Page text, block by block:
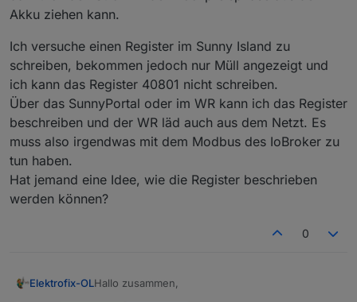
Akku ziehen kann.
Ich versuche einen Register im Sunny Island zu
schreiben, bekommen jedoch nur Müll angezeigt und
ich kann das Register 40801 nicht schreiben.
Über das SunnyPortal oder im WR kann ich das Register
beschreiben und der WR läd auch aus dem Netzt. Es
muss also irgendwas mit dem Modbus des IoBroker zu
tun haben.
Hat jemand eine Idee, wie die Register beschrieben
werden können?
0
Elektrofix-OLHallo zusammen,